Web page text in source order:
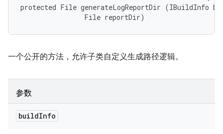
protected File generateLogReportDir (IBuildInfo
                File reportDir)
一个公开的方法，允许子类自定义生成路径逻辑。
参数
buildInfo